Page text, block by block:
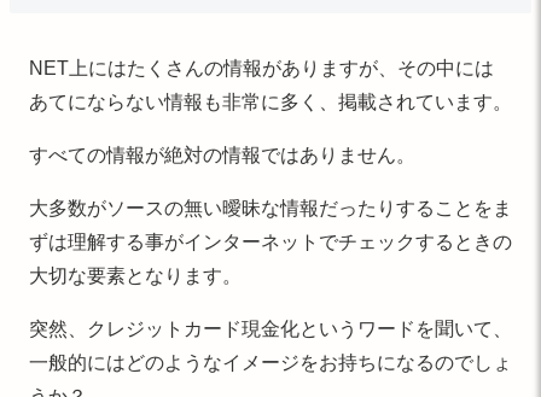
NET上にはたくさんの情報がありますが、その中には
あてにならない情報も非常に多く、掲載されています。
すべての情報が絶対の情報ではありません。
大多数がソースの無い曖昧な情報だったりすることをま
ずは理解する事がインターネットでチェックするときの
大切な要素となります。
突然、クレジットカード現金化というワードを聞いて、
一般的にはどのようなイメージをお持ちになるのでしょ